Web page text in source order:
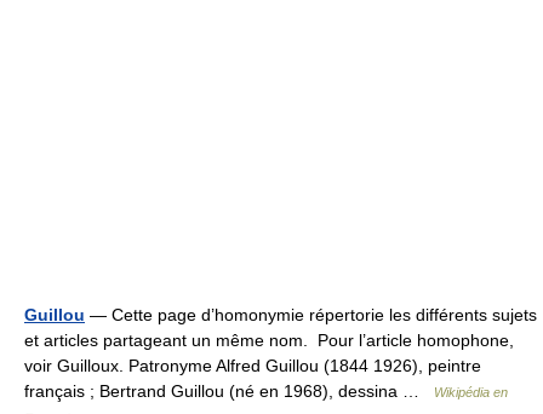
Guillou — Cette page d’homonymie répertorie les différents sujets
et articles partageant un même nom. Pour l’article homophone,
voir Guilloux. Patronyme Alfred Guillou (1844 1926), peintre
français ; Bertrand Guillou (né en 1968), dessina …
Wikipédia en